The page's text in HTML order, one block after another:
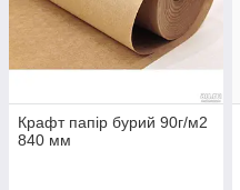
Крафт папір бурий 90г/м2
840 мм